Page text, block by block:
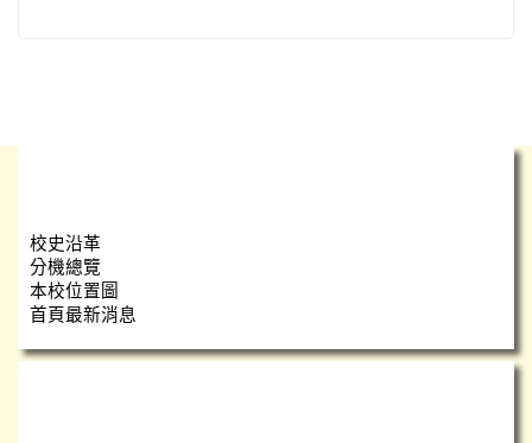
校史沿革
分機總覽
本校位置圖
首頁最新消息